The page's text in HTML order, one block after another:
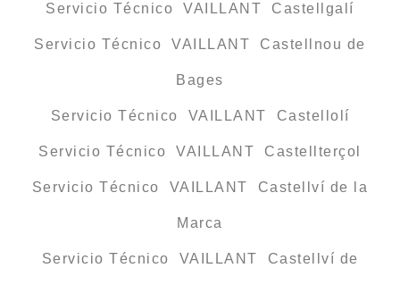
Servicio Técnico VAILLANT Castellgalí
Servicio Técnico VAILLANT Castellnou de
Bages
Servicio Técnico VAILLANT Castellolí
Servicio Técnico VAILLANT Castellterçol
Servicio Técnico VAILLANT Castellví de la
Marca
Servicio Técnico VAILLANT Castellví de